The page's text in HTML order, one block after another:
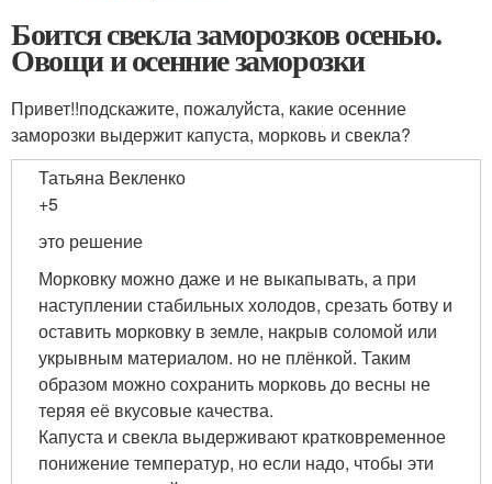
Боится свекла заморозков осенью.
Овощи и осенние заморозки
Привет!!подскажите, пожалуйста, какие осенние
заморозки выдержит капуста, морковь и свекла?
Татьяна Векленко
+5
это решение
Морковку можно даже и не выкапывать, а при
наступлении стабильных холодов, срезать ботву и
оставить морковку в земле, накрыв соломой или
укрывным материалом. но не плёнкой. Таким
образом можно сохранить морковь до весны не
теряя её вкусовые качества.
Капуста и свекла выдерживают кратковременное
понижение температур, но если надо, чтобы эти